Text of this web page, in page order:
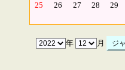
25
26 27 28 29
年 月